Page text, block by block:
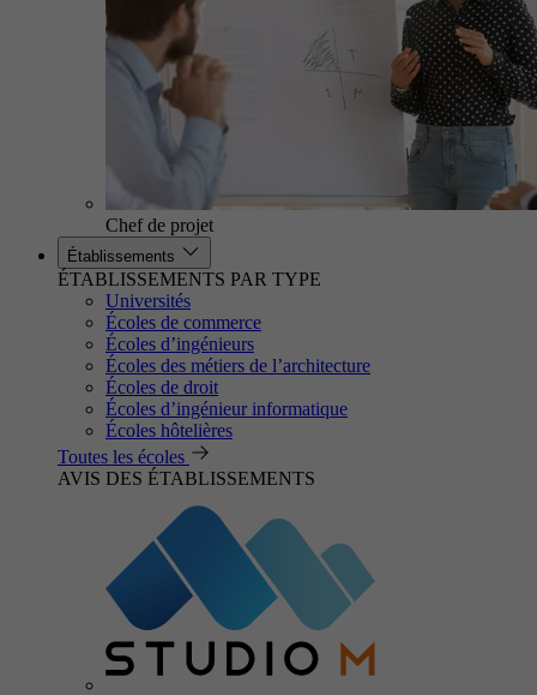
Chef de projet
Établissements
ÉTABLISSEMENTS PAR TYPE
Universités
Écoles de commerce
Écoles d’ingénieurs
Écoles des métiers de l’architecture
Écoles de droit
Écoles d’ingénieur informatique
Écoles hôtelières
Toutes les écoles
AVIS DES ÉTABLISSEMENTS